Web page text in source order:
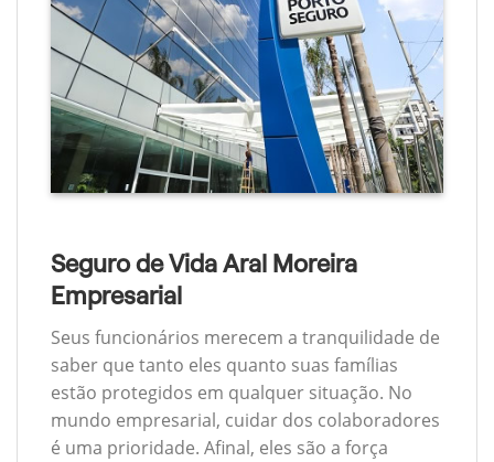
Seguro de Vida Aral Moreira
Empresarial
Seus funcionários merecem a tranquilidade de
saber que tanto eles quanto suas famílias
estão protegidos em qualquer situação. No
mundo empresarial, cuidar dos colaboradores
é uma prioridade. Afinal, eles são a força